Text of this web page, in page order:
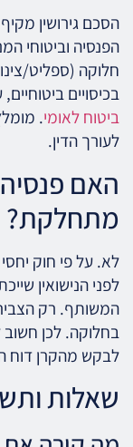
הסכם גירושין
הפנסיה וביטוחי
חלוקה (ספליט/
בכיסויים
ביטוח לאומי.
לעורך הדין.
האם פנסיה
מתחלקת?
לא. על פי חוק
לפני הנישואין
המשותף. רק
בחלוקה. לכן
לבקש מהקרן דוח
שאלות